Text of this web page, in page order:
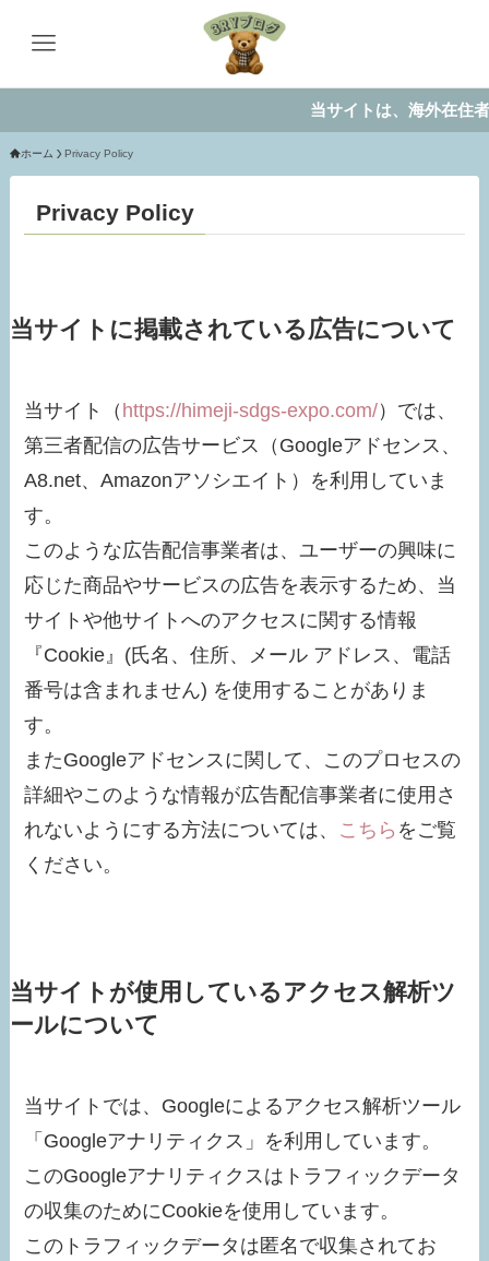
当サイトは、海外在住者に
ホーム Privacy Policy
Privacy Policy
当サイトに掲載されている広告について
当サイト（ https://himeji-sdgs-expo.com/）では、
第三者配信の広告サービス（Googleアドセンス、
A8.net、Amazonアソシエイト）を利用していま
す。
このような広告配信事業者は、ユーザーの興味に
応じた商品やサービスの広告を表示するため、当
サイトや他サイトへのアクセスに関する情報
『Cookie』(氏名、住所、メール アドレス、電話
番号は含まれません) を使用することがありま
す。
またGoogleアドセンスに関して、このプロセスの
詳細やこのような情報が広告配信事業者に使用さ
れないようにする方法については、 こちら をご覧
ください。
当サイトが使用しているアクセス解析ツ
ールについて
当サイトでは、Googleによるアクセス解析ツール
「Googleアナリティクス」を利用しています。
このGoogleアナリティクスはトラフィックデータ
の収集のためにCookieを使用しています。
このトラフィックデータは匿名で収集されてお